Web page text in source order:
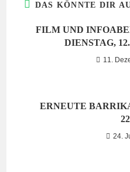
DAS KÖNNTE DIR
FILM UND
DIENSTAG,
11.
ERNEUTE
24.